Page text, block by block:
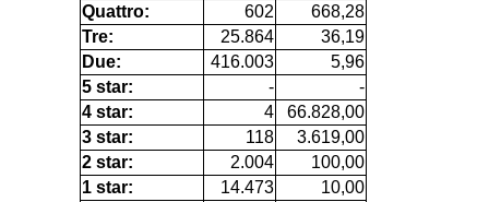
Quattro:
602
668,28
Tre:
25.864
36,19
Due:
416.003
5,96
5 star:
-
-
4 star:
4
66.828,00
3 star:
118
3.619,00
2 star:
2.004
100,00
1 star:
14.473
10,00